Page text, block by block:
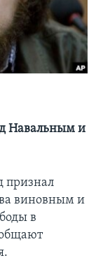
Навальным и
признал
виновным и
в